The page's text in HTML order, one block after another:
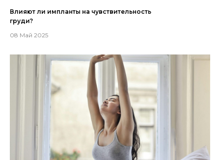
Влияют ли импланты на чувствительность
груди?
08 Май 2025